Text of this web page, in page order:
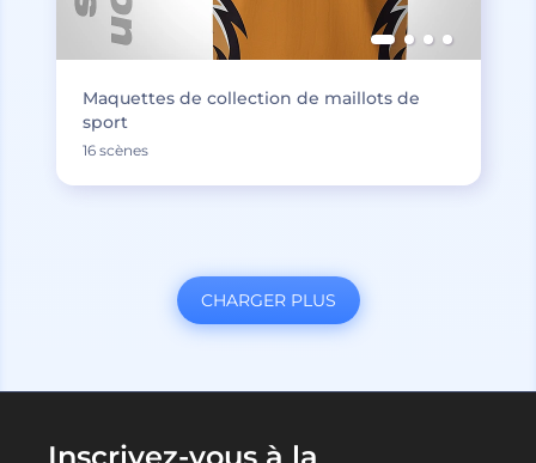
Maquettes de collection de maillots de
sport
16 scènes
CHARGER PLUS